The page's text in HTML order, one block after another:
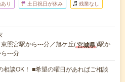
り 土日祝日が休み 残業なし
照宮駅から---分／旭ケ丘(宮城県)駅か
---分
相談OK！ ■希望の曜日があればご相談